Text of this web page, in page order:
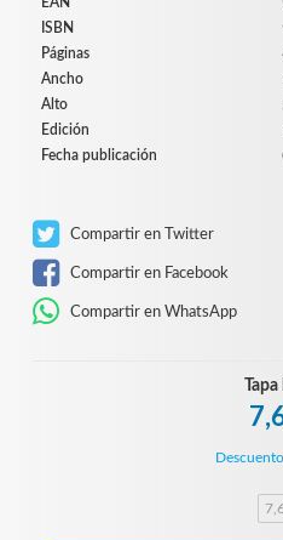
ISBN
Páginas
Ancho
Alto
Edición
Fecha publicación
Compartir en Twitter
Compartir en Facebook
Compartir en WhatsApp